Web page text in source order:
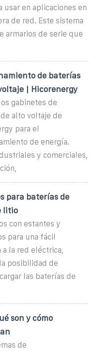
usar en aplicaciones en
de red. Este sistema
armarios de serie que
de baterías
| Hicorenergy
gabinetes de
alto voltaje de
para el
de energía.
y comerciales,
para baterías de
litio
con estantes y
para una fácil
a la red eléctrica,
posibilidad de
las baterías de
son y cómo
de